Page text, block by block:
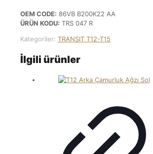
OEM CODE: 86VB B200K22 AA
ÜRÜN KODU: TRS 047 R
Kategoriler: TRANSIT T12-T15
İlgili ürünler